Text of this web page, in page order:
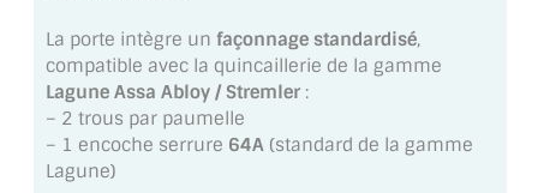
VERRE FEUILLETÉ
VERRE ANTI-REFLET
VERRE LAQUÉ/CRÉDENCE
La porte intègre un façonnage standardisé,
compatible avec la quincaillerie de la gamme
Lagune Assa Abloy / Stremler :
– 2 trous par paumelle
– 1 encoche serrure 64A (standard de la gamme
Lagune)